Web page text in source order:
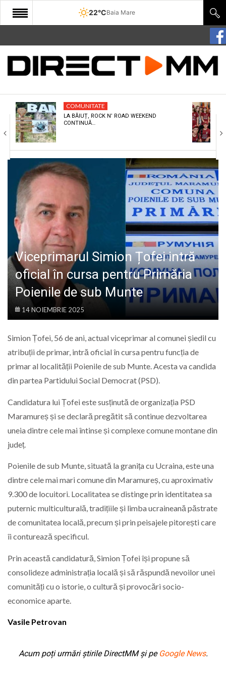
22°CBaia Mare
START
COMUNITATE
CULTURA
ECONOMIE
SANATATE
SPORT
SPECIAL
POLITIC
LIFE
COMUNITATE
LA BĂIUȚ, ROCK N’ ROAD WEEKEND
CONTINUĂ…
Viceprimarul Simion Țofei intră
oficial în cursa pentru Primăria
Poienile de sub Munte
14 NOIEMBRIE 2025
Simion Țofei, 56 de ani, actual viceprimar al comunei șiedil cu
atribuții de primar, intră oficial în cursa pentru funcția de
primar al localității Poienile de sub Munte. Acesta va candida
din partea Partidului Social Democrat (PSD).
Candidatura lui Țofei este susținută de organizația PSD
Maramureș și se declară pregătit să continue dezvoltarea
uneia dintre cele mai întinse și complexe comune montane din
județ.
Poienile de sub Munte, situată la granița cu Ucraina, este una
dintre cele mai mari comune din Maramureș, cu aproximativ
9.300 de locuitori. Localitatea se distinge prin identitatea sa
puternic multiculturală, tradițiile și limba ucraineană păstrate
de comunitatea locală, precum și prin peisajele pitorești care
îi conturează specificul.
Prin această candidatură, Simion Țofei își propune să
consolideze administrația locală și să răspundă nevoilor unei
comunități cu o istorie, o cultură și provocări socio-
economice aparte.
Vasile Petrovan
Acum poți urmări știrile DirectMM și pe Google News.